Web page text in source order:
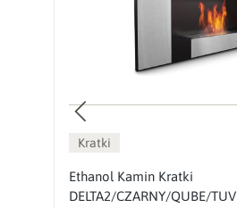
Kratki
Ethanol Kamin Kratki
DELTA2/CZARNY/QUBE/TUV